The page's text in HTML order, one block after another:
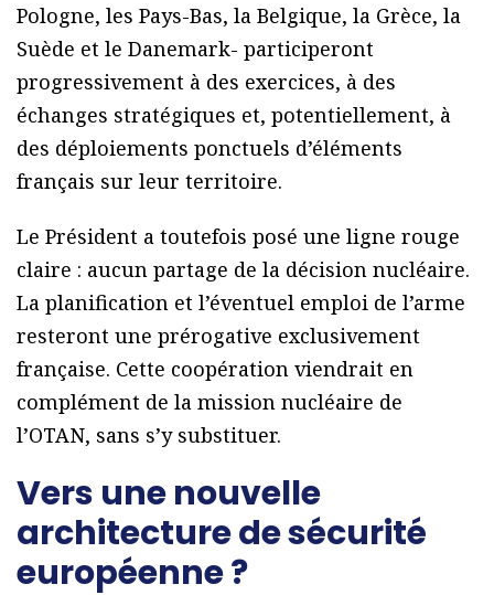
Pologne, les Pays-Bas, la Belgique, la Grèce, la
Suède et le Danemark- participeront
progressivement à des exercices, à des
échanges stratégiques et, potentiellement, à
des déploiements ponctuels d’éléments
français sur leur territoire.
Le Président a toutefois posé une ligne rouge
claire : aucun partage de la décision nucléaire.
La planification et l’éventuel emploi de l’arme
resteront une prérogative exclusivement
française. Cette coopération viendrait en
complément de la mission nucléaire de
l’OTAN, sans s’y substituer.
Vers une nouvelle
architecture de sécurité
européenne ?